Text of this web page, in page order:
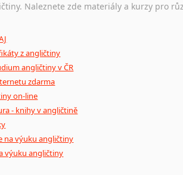
pro překladatele
Naleznete zde materiály a kurzy pro
z angličtiny
angličtiny v ČR
zdarma
on-line
- knihy v angličtině
na výuku angličtiny
výuku angličtiny